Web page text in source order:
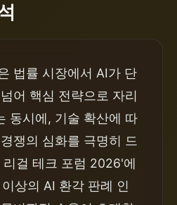
법률 시장에서 AI가 단
어 핵심 전략으로 자리
동시에, 기술 확산에 따
쟁의 심화를 극명히 드
리걸 테크 포럼 2026'에
상의 AI 환각 판례 인